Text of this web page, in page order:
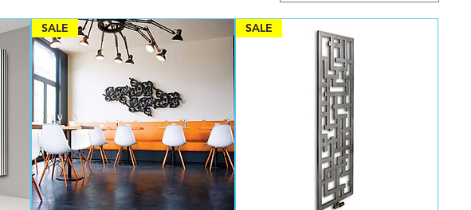
SALE SALE